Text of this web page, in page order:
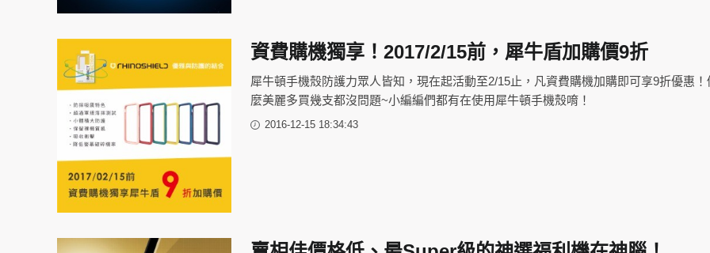
資費購機獨享！2017/2/15前，犀牛盾加購價9折
犀牛頓手機殼防護力眾人皆知，現在起活動至2/15止，凡資費購機加購即可享9折優惠！
麼美麗多買幾支都沒問題~小編編們都有在使用犀牛頓手機殼唷！
2016-12-15 18:34:43